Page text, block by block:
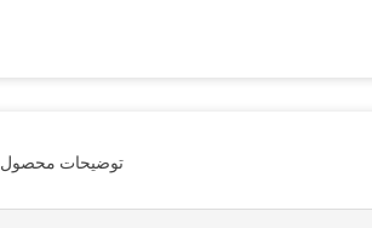
توضیحات محصول